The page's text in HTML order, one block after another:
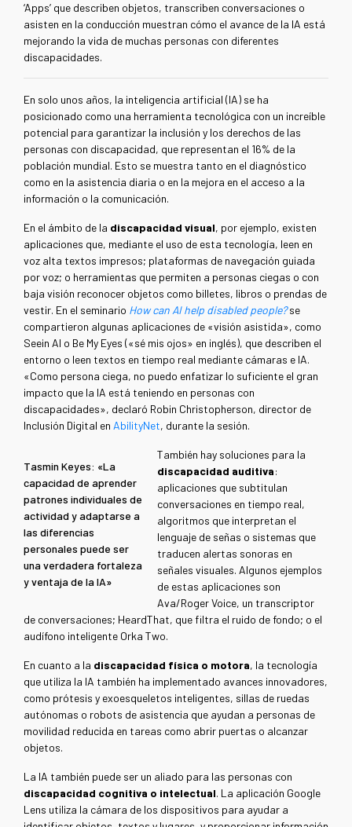
‘Apps’ que describen objetos, transcriben conversaciones o
asisten en la conducción muestran cómo el avance de la IA está
mejorando la vida de muchas personas con diferentes
discapacidades.
En solo unos años, la inteligencia artificial (IA) se ha
posicionado como una herramienta tecnológica con un increíble
potencial para garantizar la inclusión y los derechos de las
personas con discapacidad, que representan el 16% de la
población mundial. Esto se muestra tanto en el diagnóstico
como en la asistencia diaria o en la mejora en el acceso a la
información o la comunicación.
En el ámbito de la discapacidad visual, por ejemplo, existen
aplicaciones que, mediante el uso de esta tecnología, leen en
voz alta textos impresos; plataformas de navegación guiada
por voz; o herramientas que permiten a personas ciegas o con
baja visión reconocer objetos como billetes, libros o prendas de
vestir. En el seminario How can AI help disabled people?se
compartieron algunas aplicaciones de «visión asistida», como
Seein AI o Be My Eyes («sé mis ojos» en inglés), que describen el
entorno o leen textos en tiempo real mediante cámaras e IA.
«Como persona ciega, no puedo enfatizar lo suficiente el gran
impacto que la IA está teniendo en personas con
discapacidades», declaró Robin Christopherson, director de
Inclusión Digital en AbilityNet, durante la sesión.
Tasmin Keyes: «La
capacidad de aprender
patrones individuales de
actividad y adaptarse a
las diferencias
personales puede ser
una verdadera fortaleza
y ventaja de la IA»
También hay soluciones para la
discapacidad auditiva:
aplicaciones que subtitulan
conversaciones en tiempo real,
algoritmos que interpretan el
lenguaje de señas o sistemas que
traducen alertas sonoras en
señales visuales. Algunos ejemplos
de estas aplicaciones son
Ava/Roger Voice, un transcriptor
de conversaciones; HeardThat, que filtra el ruido de fondo; o el
audífono inteligente Orka Two.
En cuanto a la discapacidad física o motora, la tecnología
que utiliza la IA también ha implementado avances innovadores,
como prótesis y exoesqueletos inteligentes, sillas de ruedas
autónomas o robots de asistencia que ayudan a personas de
movilidad reducida en tareas como abrir puertas o alcanzar
objetos.
La IA también puede ser un aliado para las personas con
discapacidad cognitiva o intelectual. La aplicación Google
Lens utiliza la cámara de los dispositivos para ayudar a